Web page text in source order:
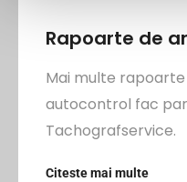
Rapoarte de
Mai multe
autocontrol fac
Tachografservice.
Citeste mai multe